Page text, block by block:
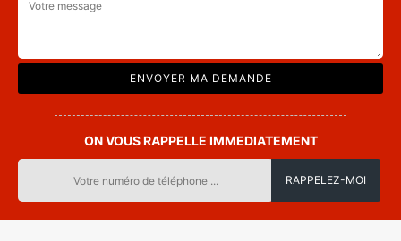
ON VOUS RAPPELLE IMMEDIATEMENT